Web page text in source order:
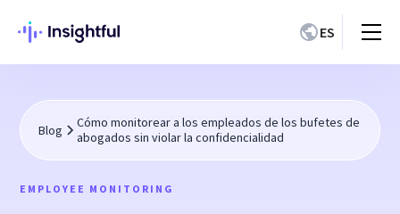
ES
Blog
Cómo monitorear a los empleados de los bufetes de
abogados sin violar la confidencialidad
EMPLOYEE MONITORING